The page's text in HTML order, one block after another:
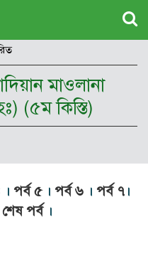
মাওলানা
(৫ম কিস্তি)
। পর্ব ৫। পর্ব ৬ । পর্ব ৭ ।
শেষ পর্ব ।